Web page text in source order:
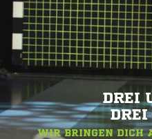
DREI
DREI
WIR BRINGEN DICH